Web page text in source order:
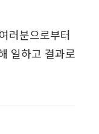
러분으로부터
일하고 결과로